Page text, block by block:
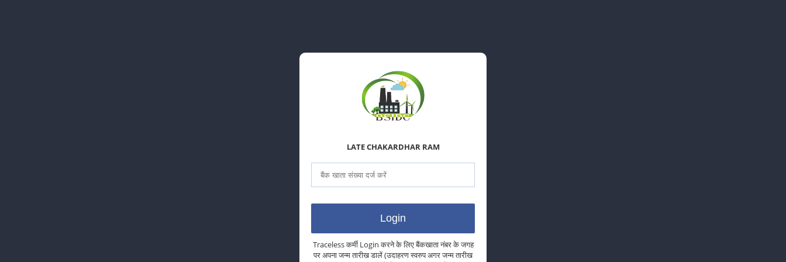
LATE CHAKARDHAR RAM
Traceless कर्मी Login करने के लिए बैंकखाता नंबर के जगह
पर अपना जन्म तारीख डालें (उदाहरण स्वरुप अगर जन्म तारीख